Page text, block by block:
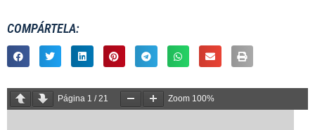
COMPÁRTELA:
Página 1 /21 Zoom 100%